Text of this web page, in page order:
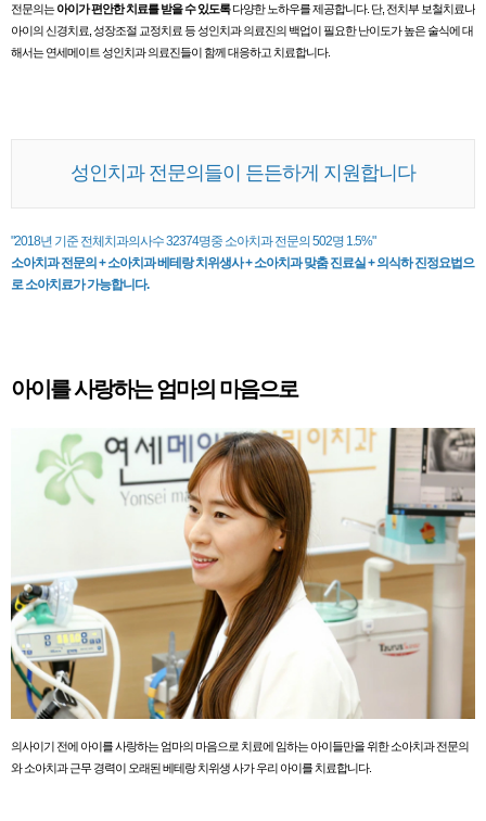
전문의는아이가 편안한 치료를 받을 수 있도록다양한 노하우를 제공합니다. 단, 전치부 보철치료나
아이의 신경치료, 성장조절 교정치료 등 성인치과 의료진의 백업이 필요한 난이도가 높은 술식에 대
해서는 연세메이트 성인치과 의료진들이 함께 대응하고 치료합니다.
성인치과 전문의들이 든든하게 지원합니다
"2018년 기준 전체치과의사수 32374명중 소아치과 전문의 502명 1.5%"
소아치과 전문의 + 소아치과 베테랑 치위생사 + 소아치과 맞춤 진료실 + 의식하 진정요법으
로 소아치료가 가능합니다.
아이를 사랑하는 엄마의 마음으로
의사이기 전에 아이를 사랑하는 엄마의 마음으로 치료에 임하는 아이들만을 위한 소아치과 전문의
와 소아치과 근무 경력이 오래된 베테랑 치위생 사가 우리 아이를 치료합니다.